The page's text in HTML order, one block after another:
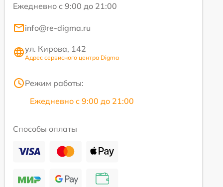
Ежедневно с 9:00 до 21:00
info@re-digma.ru
ул. Кирова, 142
Адрес сервисного центра Digma
Режим работы:
Ежедневно с 9:00 до 21:00
Способы оплаты